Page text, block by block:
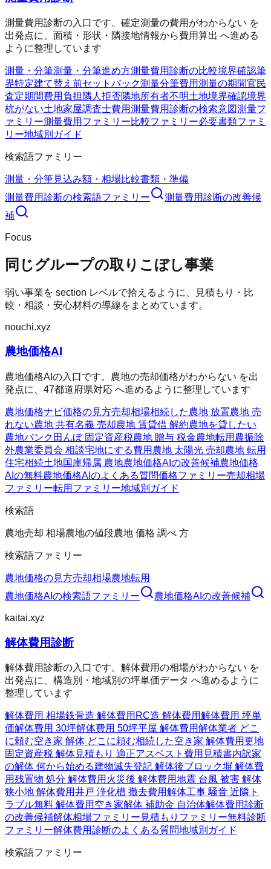
測量費用診断の入口です。確定測量の費用がわからない を
出発点に、面積・形状・隣接地情報から費用算出 へ進める
ように整理しています
測量・分筆測量・分筆進め方測量費用診断の比較境界確認筆
界特定建て替え前セットバック測量分筆費用測量の期間官民
査定期間費用負担 隣人拒否隣地所有者不明土地境界確認境界
杭がない土地家屋調査士費用測量費用診断の検索意図測量フ
ァミリー測量費用ファミリー比較ファミリー必要書類ファミ
リー地域別ガイド
検索語ファミリー
測量・分筆見込み額・相場比較書類・準備
測量費用診断の検索語ファミリー 測量費用診断の改善候
補
Focus
同じグループの取りこぼし事業
弱い事業を section レベルで拾えるように、見積もり・比
較・相談・安心材料の導線をまとめています。
nouchi.xyz
農地価格AI
農地価格AIの入口です。農地の売却価格がわからない を出
発点に、47都道府県対応 へ進めるように整理しています
農地価格ナビ価格の見方売却相場相続した農地 放置農地 売
れない農地 共有名義 売却農地 賃貸借 解約農地を貸したい
農地バンク 田んぼ 固定資産税農地 贈与 税金農地転用 農振除
外農業委員会 相談宅地にする費用 農地 太陽光 売却農地 転用
住宅相続土地国庫帰属 農地農地価格AIの改善候補農地価格
AIの無料農地価格AIのよくある質問価格ファミリー売却相場
ファミリー転用ファミリー地域別ガイド
検索語
農地売却 相場農地の値段農地 価格 調べ 方
検索語ファミリー
農地価格の見方売却相場農地転用
農地価格AI の検索語ファミリー 農地価格AI の改善候補
kaitai.xyz
解体費用診断
解体費用診断の入口です。解体費用の相場がわからない を
出発点に、構造別・地域別の坪単価データ へ進めるように
整理しています
解体費用 相場鉄骨造 解体費用 RC造 解体費用解体費用 坪単
価解体費用 30坪解体費用 50坪平屋 解体費用解体業者 どこ
に頼む空き家 解体 どこに頼む相続した空き家 解体費用更地
固定資産税 解体見積もり 適正アスベスト費用 見積書内訳家
の解体 何から始める建物滅失登記 解体後ブロック塀 解体費
用残置物 処分 解体費用 火災後 解体費用地震 台風 被害 解体
狭小地 解体費用井戸 浄化槽 撤去費用解体工事 騒音 近隣ト
ラブル無料 解体費用 空き家解体 補助金 自治体解体費用診断
の改善候補解体相場ファミリー 見積もりファミリー無料診断
ファミリー解体費用診断のよくある質問地域別ガイド
検索語ファミリー